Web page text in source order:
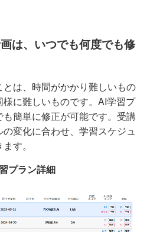
は、いつでも何度でも修
は、時間がかかり難しいもの
に難しいものです。AI学習プ
簡単に修正が可能です。 受講
変化に合わせ、学習スケジュ
す。
プラン詳細